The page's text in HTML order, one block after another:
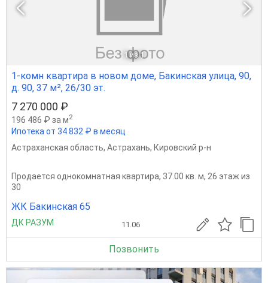
1 из 1
1-комн квартира в новом доме, Бакинская улица, 90,
д. 90, 37 м², 26/30 эт.
7 270 000 ₽
196 486 ₽ за м2
Ипотека от 34 832 ₽ в месяц
Астраханская область, Астрахань, Кировский р-н
Продается однокомнатная квартира, 37.00 кв. м, 26 этаж из
30
ЖК Бакинская 65
ДК РАЗУМ 11.06
Позвонить